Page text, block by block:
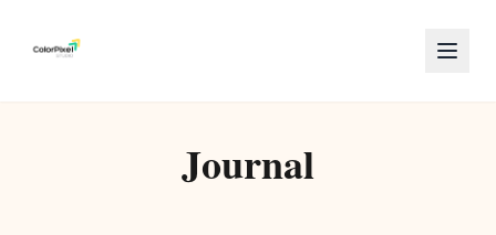
Journal